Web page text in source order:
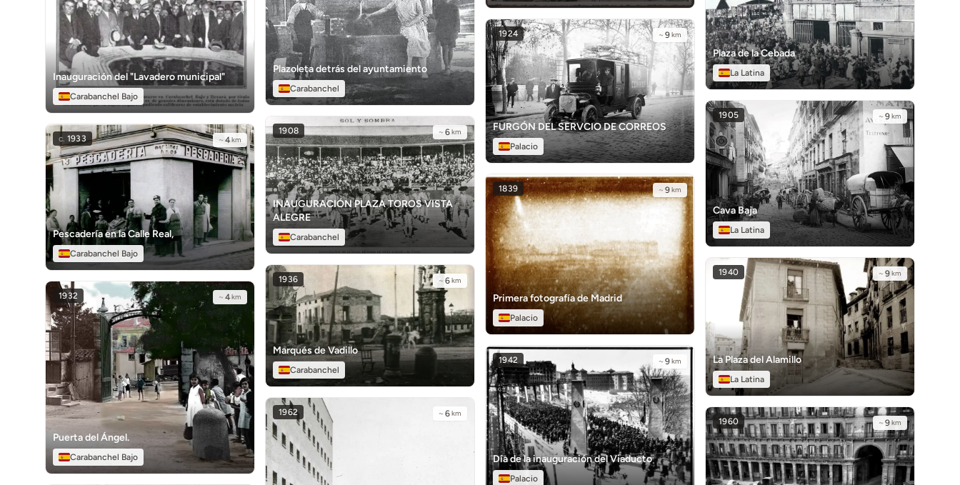
Inauguración del "Lavadero municipal"
Carabanchel Bajo
c. 1933 ~ 4km
Pescadería en la Calle Real,
Carabanchel Bajo
1932 ~ 4km
Puerta del Ángel.
Carabanchel Bajo
Plazoleta detrás del ayuntamiento
Carabanchel
1908 ~ 6km
INAUGURACIÓN PLAZA TOROS VISTA
ALEGRE
Carabanchel
1936 ~ 6km
Marqués de Vadillo
Carabanchel
1962 ~ 6km
1924 ~ 9km
FURGÓN DEL SERVCIO DE CORREOS
Palacio
1839 ~ 9km
Primera fotografía de Madrid
Palacio
1942 ~ 9km
Día de la inauguración del Viaducto
Palacio
Plaza de la Cebada
La Latina
1905 ~ 9km
Cava Baja
La Latina
1940 ~ 9km
La Plaza del Alamillo
La Latina
1960 ~ 9km